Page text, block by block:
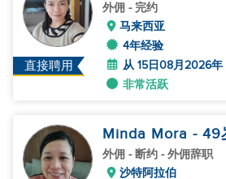
直接聘用
外佣 - 完约
马来西亚
4年经验
从 15日08月2026年
非常活跃
Minda Mora - 49
外佣 - 断约 - 外佣辞职
沙特阿拉伯